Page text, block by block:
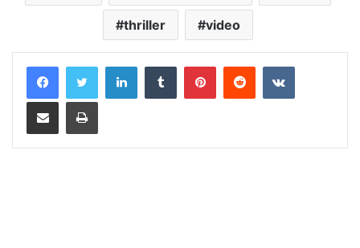
thriller video
LinkedInTumblrPinterestRedditVKontakte
Distribuie prin mail Tipărește